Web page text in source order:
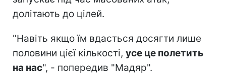
долітають до цілей.
"Навіть якщо їм вдасться досягти лише
половини цієї кількості, усе це полетить
на нас", - попередив "Мадяр".